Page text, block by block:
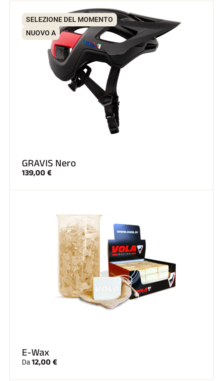
SCI SU TUTTI I TERRENI
SELEZIONE DEL MOMENTO
NUOVO A
GRAVIS Nero
139,00 €
E-Wax
Da 12,00 €